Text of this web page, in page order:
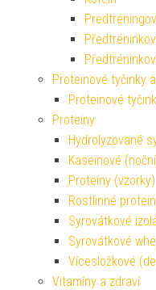
Proteinové tyčinky
Proteinové
Proteiny
Hydrolyzované
Kaseinové
Proteiny (vzorky)
Rostlinné
Syrovátkové
Syrovátkové
Vícesložkové
Vitamíny a zdraví